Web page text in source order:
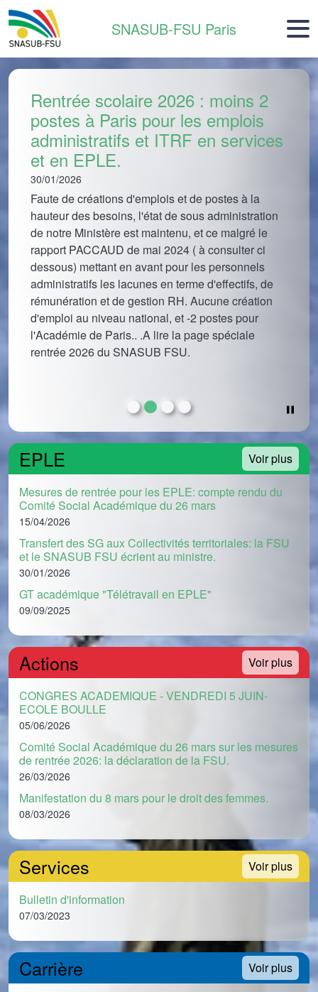
SNASUB-FSU Paris
Rentrée scolaire 2026 : moins 2
postes à Paris pour les emplois
administratifs et ITRF en services
et en EPLE.
30/01/2026
Faute de créations d'emplois et de postes à la
hauteur des besoins, l'état de sous administration
de notre Ministère est maintenu, et ce malgré le
rapport PACCAUD de mai 2024 ( à consulter ci
dessous) mettant en avant pour les personnels
administratifs les lacunes en terme d'effectifs, de
rémunération et de gestion RH. Aucune création
d'emploi au niveau national, et -2 postes pour
l'Académie de Paris.. .A lire la page spéciale
rentrée 2026 du SNASUB FSU.
EPLE Voir plus
Mesures de rentrée pour les EPLE: compte rendu du
Comité Social Académique du 26 mars
15/04/2026
Transfert des SG aux Collectivités territoriales: la FSU
et le SNASUB FSU écrient au ministre.
30/01/2026
GT académique "Télétravail en EPLE"
09/09/2025
Actions Voir plus
CONGRES ACADEMIQUE - VENDREDI 5 JUIN-
ECOLE BOULLE
05/06/2026
Comité Social Académique du 26 mars sur les mesures
de rentrée 2026: la déclaration de la FSU.
26/03/2026
Manifestation du 8 mars pour le droit des femmes.
08/03/2026
Services Voir plus
Bulletin d'information
07/03/2023
Carrière Voir plus